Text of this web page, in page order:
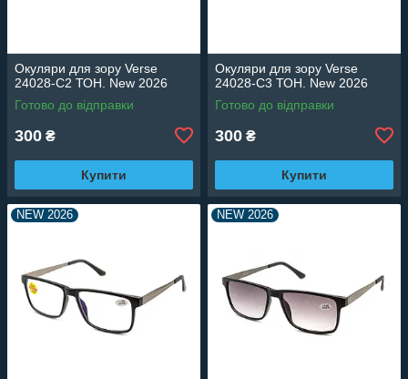
Окуляри для зору Verse
24028-C2 ТОН. New 2026
Готово до відправки
300 ₴
Купити
Окуляри для зору Verse
24028-C3 ТОН. New 2026
Готово до відправки
300 ₴
Купити
NEW 2026 NEW 2026